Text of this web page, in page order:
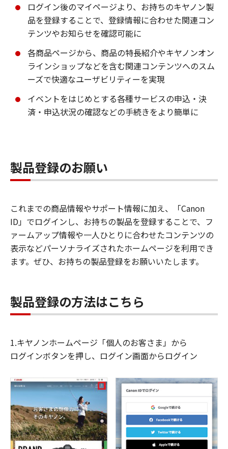
ログイン後のマイページより、お持ちのキヤノン製
品を登録することで、登録情報に合わせた関連コン
テンツやお知らせを確認可能に
各商品ページから、商品の特長紹介やキヤノンオン
ラインショップなどを含む関連コンテンツへのスム
ーズで快適なユーザビリティーを実現
イベントをはじめとする各種サービスの申込・決
済・申込状況の確認などの手続きをより簡単に
製品登録のお願い
これまでの商品情報やサポート情報に加え、「Canon
ID」でログインし、お持ちの製品を登録することで、フ
ァームアップ情報や一人ひとりに合わせたコンテンツの
表示などパーソナライズされたホームページを利用でき
ます。ぜひ、お持ちの製品登録をお願いいたします。
製品登録の方法はこちら
1.キヤノンホームページ「個人のお客さま」から
ログインボタンを押し、ログイン画面からログイン